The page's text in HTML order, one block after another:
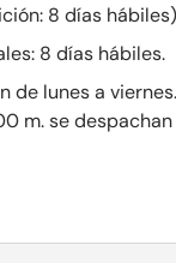
8 días hábiles)
8 días hábiles.
de lunes a
m. se